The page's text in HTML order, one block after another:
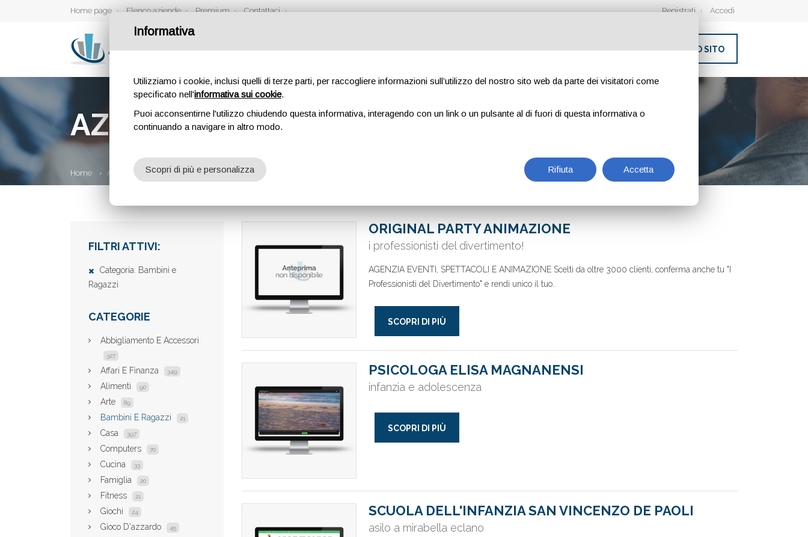
Home page Elenco aziende Premium Contattaci Registrati Accedi
INSERISCI IL TUO SITO
AZIENDE
Home Aziende
FILTRI ATTIVI:
Categoria: Bambini e
Ragazzi
CATEGORIE
Abbigliamento E Accessori
327
Affari E Finanza 349
Alimenti 90
Arte 89
Bambini E Ragazzi 21
Casa 397
Computers 70
Cucina 33
Famiglia 20
Fitness 21
Giochi 24
Gioco D'azzardo 45
ORIGINAL PARTY ANIMAZIONE
i professionisti del divertimento!
AGENZIA EVENTI, SPETTACOLI E ANIMAZIONE Scelti da oltre 3000 clienti, conferma anche tu "I
Professionisti del Divertimento" e rendi unico il tuo..
SCOPRI DI PIÙ
PSICOLOGA ELISA MAGNANENSI
infanzia e adolescenza
SCOPRI DI PIÙ
SCUOLA DELL'INFANZIA SAN VINCENZO DE PAOLI
asilo a mirabella eclano
Informativa
Utilizziamo i cookie, inclusi quelli di terze parti, per raccogliere informazioni sull’utilizzo del nostro sito web da parte dei visitatori come
specificato nell'informativa sui cookie.
Puoi acconsentirne l'utilizzo chiudendo questa informativa, interagendo con un link o un pulsante al di fuori di questa informativa o
continuando a navigare in altro modo.
Rifiuta Accetta
Scopri di più e personalizza